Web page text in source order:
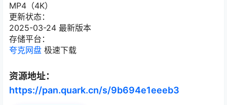
MP4（4K）
更新状态：
2025-03-24 最新版本
存储平台：
夸克网盘 极速下载
资源地址：
https://pan.quark.cn/s/9b694e1eeeb3